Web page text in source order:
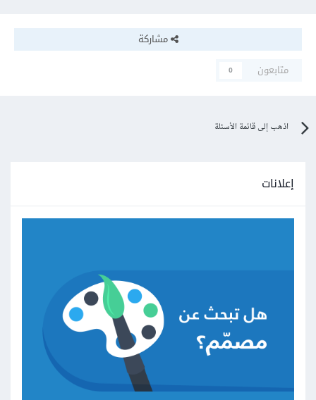
مشاركة
متابعون
0
اذهب إلى قائمة الأسئلة
إعلانات